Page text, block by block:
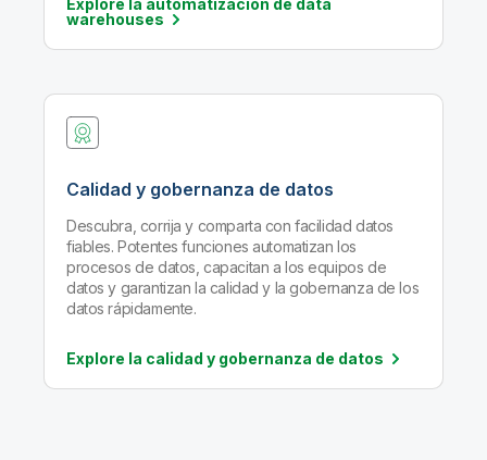
warehouses
Calidad y gobernanza de datos
Descubra, corrija y comparta con facilidad datos
fiables. Potentes funciones automatizan los
procesos de datos, capacitan a los equipos de
datos y garantizan la calidad y la gobernanza de los
datos rápidamente.
Explore la calidad y gobernanza de datos